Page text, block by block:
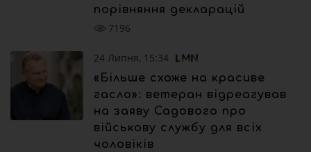
порівняння декларацій
7196
24 Липня, 15:34
«Більше схоже на красиве
гасло»: ветеран відреагував
на заяву Садового про
військову службу для всіх
чоловіків